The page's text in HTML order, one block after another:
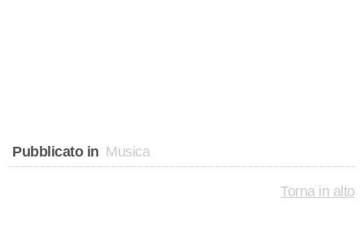
Pubblicato in Musica
Torna in alto